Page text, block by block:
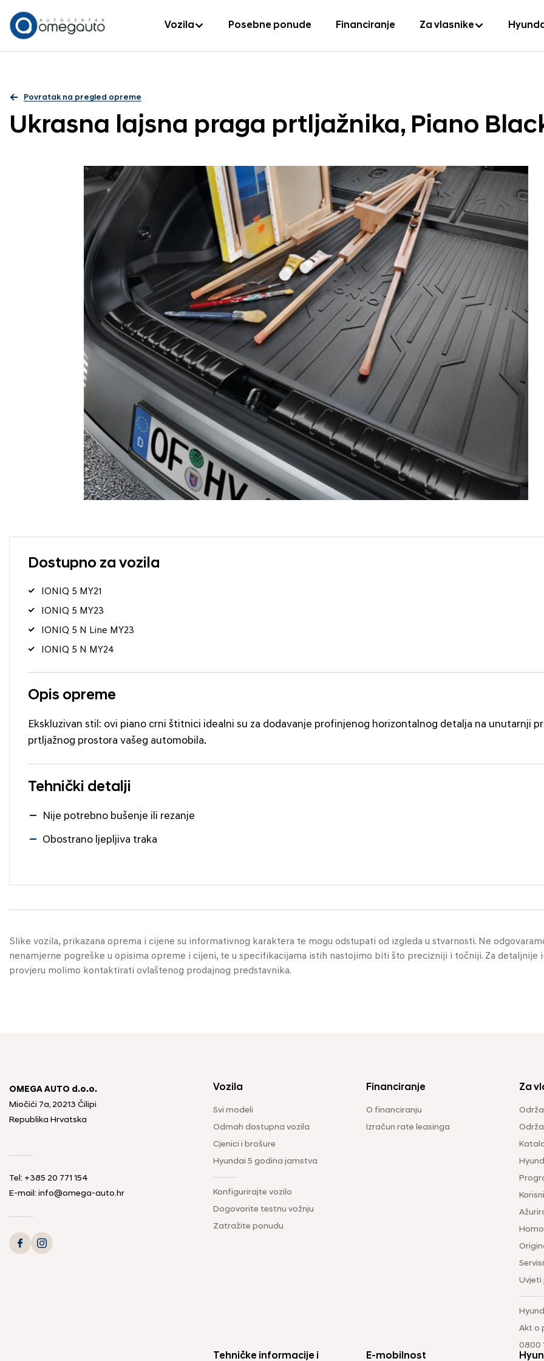
Vozila Posebne ponude Financiranje Za vlasnike
Povratak na pregled opreme
Ukrasna lajsna praga prtljažnika, Piano
Dostupno za vozila
IONIQ 5 MY21
IONIQ 5 MY23
IONIQ 5 N Line MY23
IONIQ 5 N MY24
Opis opreme
Ekskluzivan stil: ovi piano crni štitnici idealni su za dodavanje profinjenog horizontalnog detalja na unutarnji
prtljažnog prostora vašeg automobila.
Tehnički detalji
Nije potrebno bušenje ili rezanje
Obostrano ljepljiva traka
Slike vozila, prikazana oprema i cijene su informativnog karaktera te mogu odstupati od izgleda u stvarnosti. Ne
nenamjerne pogreške u opisima opreme i cijeni, te u specifikacijama istih nastojimo biti što precizniji i točniji. Za detaljnije
provjeru molimo kontaktirati ovlaštenog prodajnog predstavnika.
OMEGA AUTO d.o.o.
Miočići 7a, 20213 Čilipi
Republika Hrvatska
Tel: +385 20 771 154
E-mail: info@omega-auto.hr
Vozila
Svi modeli
Odmah dostupna vozila
Cjenici i brošure
Hyundai 5 godina jamstva
Konfigurirajte vozilo
Dogovorite testnu vožnju
Zatražite ponudu
Financiranje
O financiranju
Izračun rate leasinga
Za
Uvjeti
Akt o
0800
Tehničke informacije i E-mobilnost